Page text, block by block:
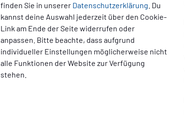
finden Sie in unserer Datenschutzerklärung . Du
kannst deine Auswahl jederzeit über den Cookie-
Link am Ende der Seite widerrufen oder
anpassen. Bitte beachte, dass aufgrund
individueller Einstellungen möglicherweise nicht
alle Funktionen der Website zur Verfügung
stehen.